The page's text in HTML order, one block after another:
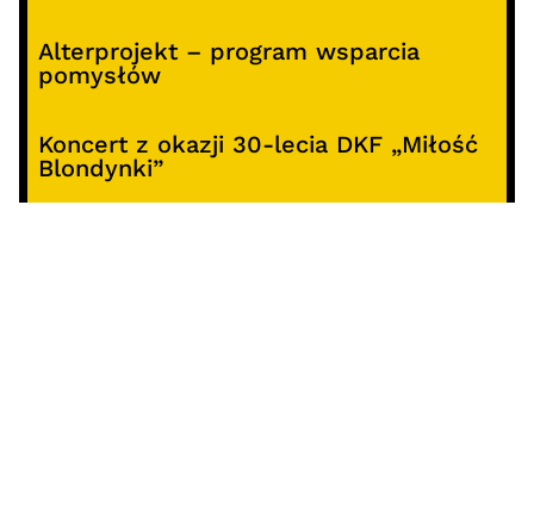
Alterprojekt – program wsparcia
pomysłów
Koncert z okazji 30-lecia DKF „Miłość
Blondynki”